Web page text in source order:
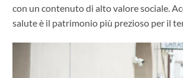
con un contenuto di alto valore sociale.
salute è il patrimonio più prezioso per il